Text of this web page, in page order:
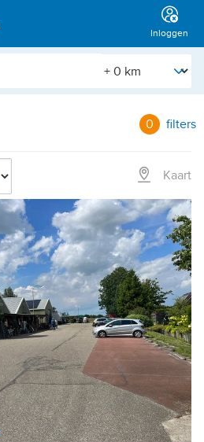
Inloggen
[Straal]
0 filters
Kaart